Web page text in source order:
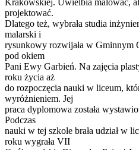
projektować.
Dlatego też, wybrała studia
malarski i
rysunkowy rozwijała w Gminnym
pod okiem
Pani Ewy Garbień. Na zajęcia
roku życia aż
do rozpoczęcia nauki w liceum,
wyróżnieniem. Jej
praca dyplomowa została
Podczas
nauki w tej szkole brała udział w
roku wygrała VII